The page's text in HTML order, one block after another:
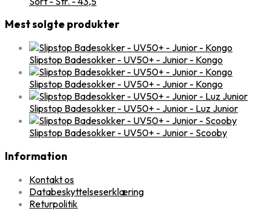
Mest solgte produkter
Slipstop Badesokker - UV50+ - Junior - Kongo
Slipstop Badesokker - UV50+ - Junior - Kongo
Slipstop Badesokker - UV50+ - Junior - Luz Junior
Slipstop Badesokker - UV50+ - Junior - Scooby
Information
Kontakt os
Databeskyttelseserklæring
Returpolitik